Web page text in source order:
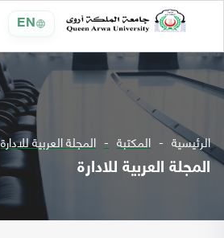
EN
الرئيسية المكتبة المجلة العربية للادارة
المجلة العربية للادارة